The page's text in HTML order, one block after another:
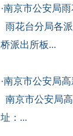
·南京市公安局
雨花台分局各
桥派出所板...
·南京市公安局
南京市公安局
址：...